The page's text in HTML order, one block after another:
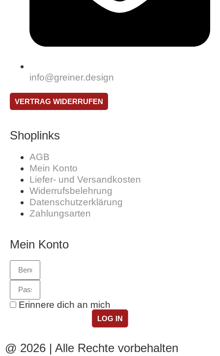
info@greiner.design
VERTRAG WIDERRUFEN
Shoplinks
AGB
Mein Konto
Liefer- und Versandkosten
Widerrufsbelehrung
Datenschutzerklärung
Zahlungsarten
Mein Konto
Erinnere dich an mich
LOG IN
@ 2026 | Alle Rechte vorbehalten